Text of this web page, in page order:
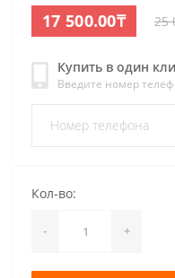
17 500.00₸ 25
Купить в один
Введите номер
Кол-во:
- +